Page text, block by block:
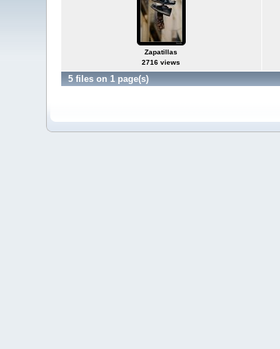
Zapatillas
2716 views
5 files on 1 page(s)